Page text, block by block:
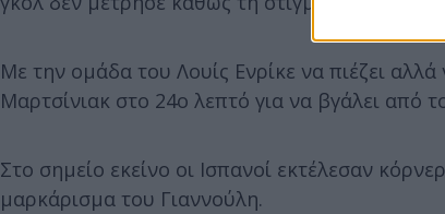
Με την ομάδα του Λουίς Ενρίκε να πιέζει
Μαρτσίνιακ στο 24ο λεπτό για να βγάλει από
Στο σημείο εκείνο οι Ισπανοί εκτέλεσαν
μαρκάρισμα του Γιαννούλη.